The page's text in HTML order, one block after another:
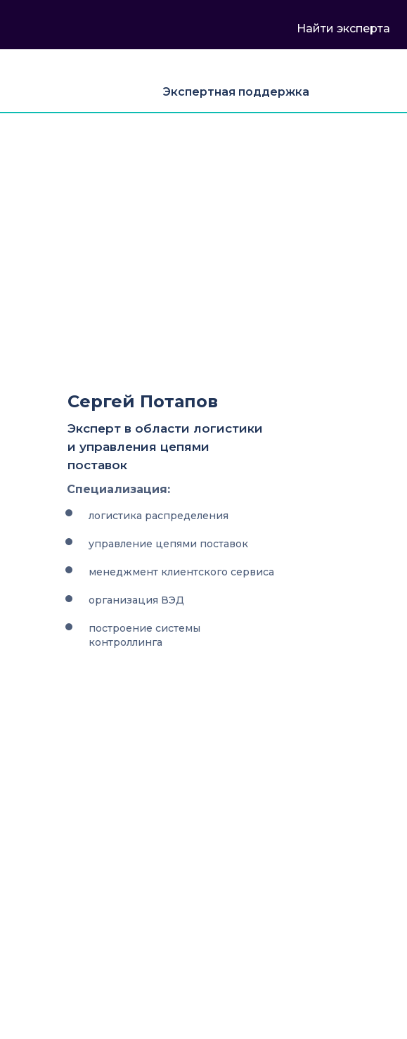
Найти эксперта
Экспертная поддержка
Сергей Потапов
Эксперт в области логистики
и управления цепями
поставок
Специализация:
логистика распределения
управление цепями поставок
менеджмент клиентского сервиса
организация ВЭД
построение системы
контроллинга